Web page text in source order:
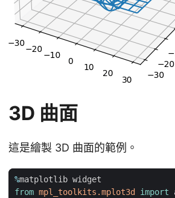
3D 曲面
這是繪製 3D 曲面的範例。
%matplotlib widget
from mpl_toolkits.mplot3d import